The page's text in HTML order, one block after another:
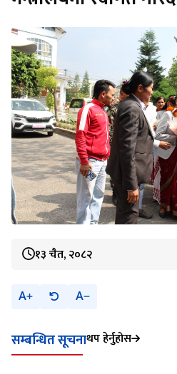
१३ चैत, २०८२
A A
सम्बन्धित सूचना थप हेर्नुहोस